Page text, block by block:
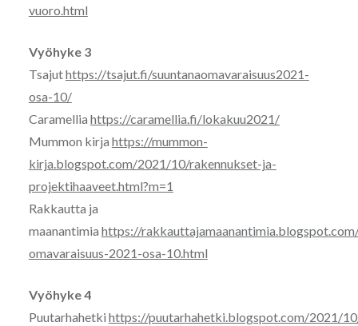
vuoro.html
Vyöhyke 3
Tsajuthttps://tsajut.fi/suuntanaomavaraisuus2021-
osa-10/
Caramellia https://caramellia.fi/lokakuu2021/
Mummon kirja https://mummon-
kirja.blogspot.com/2021/10/rakennukset-ja-
projektihaaveet.html?m=1
Rakkautta ja
maanantimia https://
omavaraisuus-2021-osa-10.html
Vyöhyke 4
Puutarhahetki https://puutarhahetki.blogspot.com/2021/